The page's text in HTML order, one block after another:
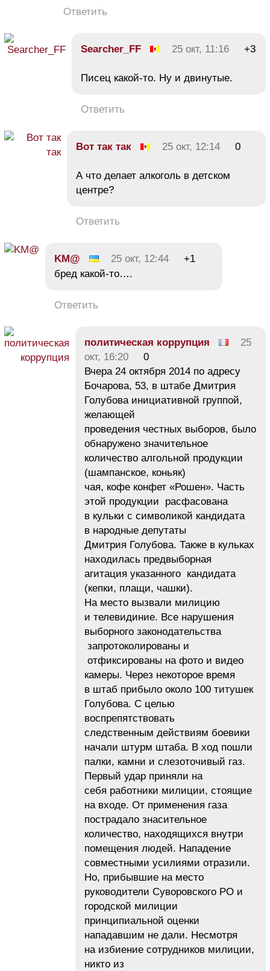
Ответить
Searcher_FF 25 окт, 11:16 +3
Писец какой-то. Ну и двинутые.
Ответить
Вот так так 25 окт, 12:14 0
А что делает алкоголь в детском
центре?
Ответить
KM@ 25 окт, 12:44
+1
бред какой-то….
Ответить
политическая коррупция
25
окт, 16:20
0
Вчера 24 октября 2014 по адресу
Бочарова, 53, в штабе Дмитрия
Голубова инициативной группой,
желающей
проведения честных выборов, было
обнаружено значительное
количество алгольной продукции
(шампанское, коньяк)
чая, кофе конфет «Рошен». Часть
этой продукции расфасована
в кульки с символикой кандидата
в народные депутаты
Дмитрия Голубова. Также в кульках
находилась предвыборная
агитация указанного кандидата
(кепки, плащи, чашки).
На место вызвали милицию
и телевидиние. Все нарушения
выборного законодательства
запротоколированы и
отфиксированы на фото и видео
камеры. Через некоторое время
в штаб прибыло около 100 титушек
Голубова. С целью
воспрепятствовать
следственным действиям боевики
начали штурм штаба. В ход пошли
палки, камни и слезоточивый газ.
Первый удар приняли на
себя работники милиции, стоящие
на входе. От применения газа
пострадало знасительное
количество, находящихся внутри
помещения людей. Нападение
совместными усилиями отразили.
Но, прибывшие на место
руководители Суворовского РО и
городской милиции
принципиальной оценки
нападавшим не дали. Несмотря
на избиение сотрудников милиции,
никто из